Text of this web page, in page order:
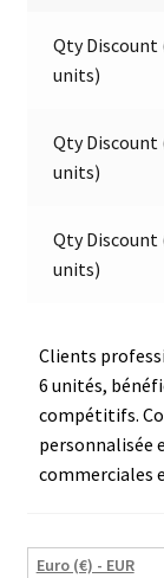
Qty Discount
units)
Qty Discount
units)
Qty Discount
units)
Clients
6 unités,
compétitifs.
personnalisée
commerciales
Euro (€) - EUR